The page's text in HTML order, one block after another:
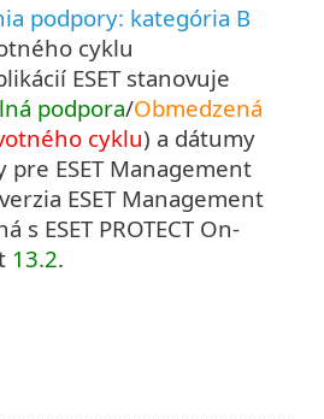
podpory: kategória B
cyklu
ESET stanovuje
podpora/Obmedzená
cyklu) a dátumy
ESET Management
ESET Management
ESET PROTECT On-
13.2.